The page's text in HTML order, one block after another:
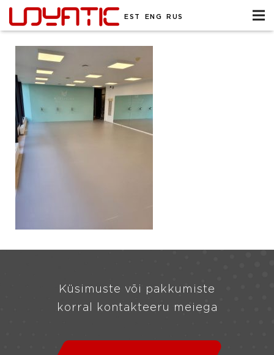
EST ENG RUS
Küsimuste või pakkumiste
korral kontakteeru meiega